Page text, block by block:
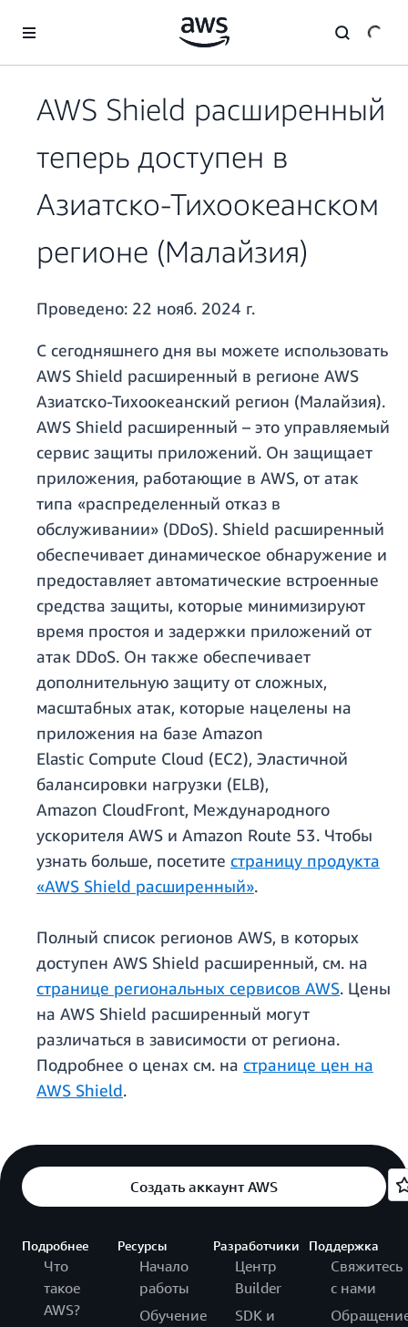
Перейти к главному контенту
AWS Shield расширенный
теперь доступен в
Азиатско-Тихоокеанском
регионе (Малайзия)
Проведено: 22 нояб. 2024 г.
С сегодняшнего дня вы можете использовать
AWS Shield расширенный в регионе AWS
Азиатско-Тихоокеанский регион (Малайзия).
AWS Shield расширенный – это управляемый
сервис защиты приложений. Он защищает
приложения, работающие в AWS, от атак
типа «распределенный отказ в
обслуживании» (DDoS). Shield расширенный
обеспечивает динамическое обнаружение и
предоставляет автоматические встроенные
средства защиты, которые минимизируют
время простоя и задержки приложений от
атак DDoS. Он также обеспечивает
дополнительную защиту от сложных,
масштабных атак, которые нацелены на
приложения на базе Amazon
Elastic Compute Cloud (EC2), Эластичной
балансировки нагрузки (ELB),
Amazon CloudFront, Международного
ускорителя AWS и Amazon Route 53. Чтобы
узнать больше, посетите страницу продукта
«AWS Shield расширенный».
Полный список регионов AWS, в которых
доступен AWS Shield расширенный, см. на
странице региональных сервисов AWS. Цены
на AWS Shield расширенный могут
различаться в зависимости от региона.
Подробнее о ценах см. на странице цен на
AWS Shield.
Создать аккаунт AWS
Подробнее
Что
такое
AWS?
Ресурсы
Начало
работы
Обучение
Разработчики
Центр
Builder
SDK и
Поддержка
Свяжитесь
с нами